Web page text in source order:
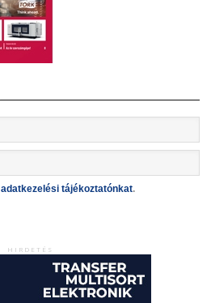
adatkezelési tájékoztatónkat.
HIRDETÉS